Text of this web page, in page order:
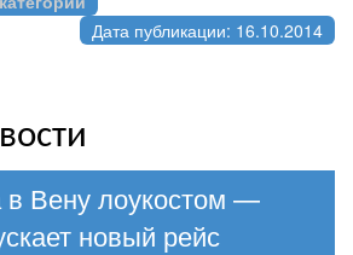
Дата публикации: 16.10.2014
в Вену лоукостом —
новый рейс